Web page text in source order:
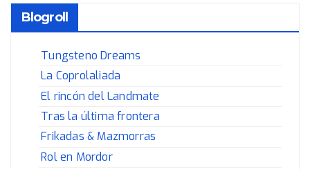
Blogroll
Tungsteno Dreams
La Coprolaliada
El rincón del Landmate
Tras la última frontera
Frikadas & Mazmorras
Rol en Mordor